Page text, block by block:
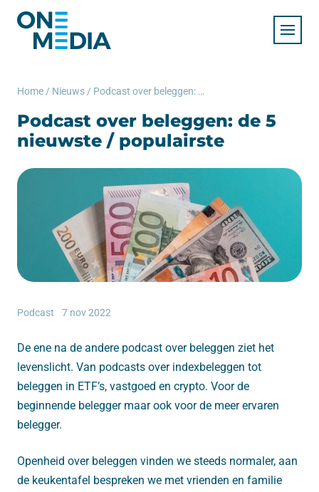
Home / Nieuws / Podcast over beleggen: de 5 nieuwste / populairste
Podcast over beleggen: de 5
nieuwste / populairste
Podcast 7 nov 2022
De ene na de andere podcast over beleggen ziet het
levenslicht. Van podcasts over indexbeleggen tot
beleggen in ETF’s, vastgoed en crypto. Voor de
beginnende belegger maar ook voor de meer ervaren
belegger.
Openheid over beleggen vinden we steeds normaler, aan
de keukentafel bespreken we met vrienden en familie